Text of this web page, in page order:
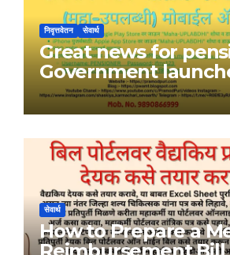
निवृत्तवेतन सेवार्थ
Great news for
Government
Maha-UPLABDHI
सेवार्थ
How to Prepare a